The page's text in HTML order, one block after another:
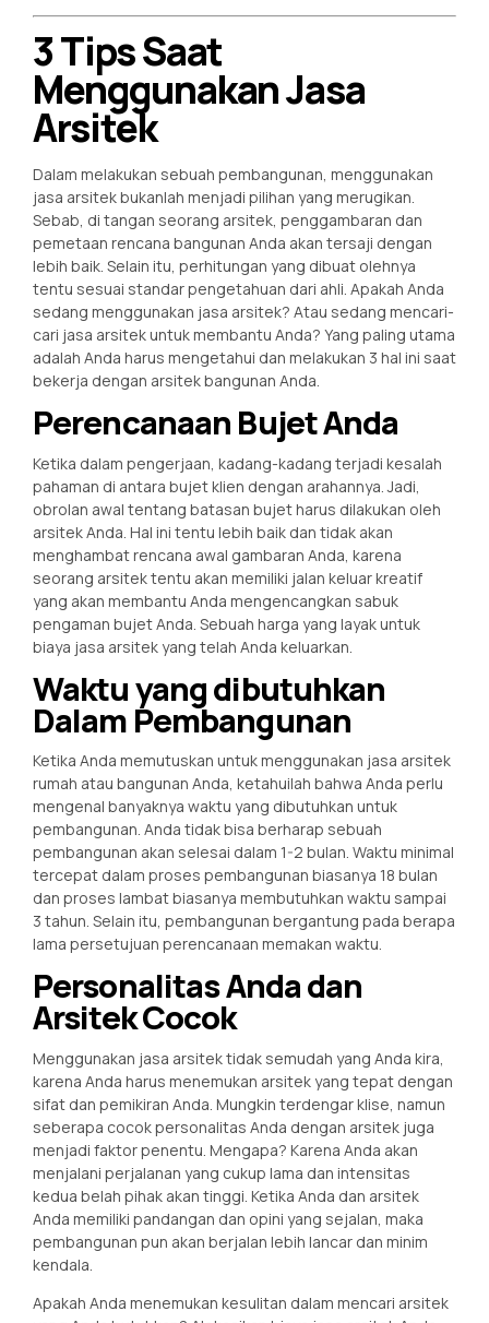
3 Tips Saat
Menggunakan Jasa
Arsitek
Dalam melakukan sebuah pembangunan, menggunakan
jasa arsitek bukanlah menjadi pilihan yang merugikan.
Sebab, di tangan seorang arsitek, penggambaran dan
pemetaan rencana bangunan Anda akan tersaji dengan
lebih baik. Selain itu, perhitungan yang dibuat olehnya
tentu sesuai standar pengetahuan dari ahli. Apakah Anda
sedang menggunakan jasa arsitek? Atau sedang mencari-
cari jasa arsitek untuk membantu Anda? Yang paling utama
adalah Anda harus mengetahui dan melakukan 3 hal ini saat
bekerja dengan arsitek bangunan Anda.
Perencanaan Bujet Anda
Ketika dalam pengerjaan, kadang-kadang terjadi kesalah
pahaman di antara bujet klien dengan arahannya. Jadi,
obrolan awal tentang batasan bujet harus dilakukan oleh
arsitek Anda. Hal ini tentu lebih baik dan tidak akan
menghambat rencana awal gambaran Anda, karena
seorang arsitek tentu akan memiliki jalan keluar kreatif
yang akan membantu Anda mengencangkan sabuk
pengaman bujet Anda. Sebuah harga yang layak untuk
biaya jasa arsitek yang telah Anda keluarkan.
Waktu yang dibutuhkan
Dalam Pembangunan
Ketika Anda memutuskan untuk menggunakan jasa arsitek
rumah atau bangunan Anda, ketahuilah bahwa Anda perlu
mengenal banyaknya waktu yang dibutuhkan untuk
pembangunan. Anda tidak bisa berharap sebuah
pembangunan akan selesai dalam 1-2 bulan. Waktu minimal
tercepat dalam proses pembangunan biasanya 18 bulan
dan proses lambat biasanya membutuhkan waktu sampai
3 tahun. Selain itu, pembangunan bergantung pada berapa
lama persetujuan perencanaan memakan waktu.
Personalitas Anda dan
Arsitek Cocok
Menggunakan jasa arsitek tidak semudah yang Anda kira,
karena Anda harus menemukan arsitek yang tepat dengan
sifat dan pemikiran Anda. Mungkin terdengar klise, namun
seberapa cocok personalitas Anda dengan arsitek juga
menjadi faktor penentu. Mengapa? Karena Anda akan
menjalani perjalanan yang cukup lama dan intensitas
kedua belah pihak akan tinggi. Ketika Anda dan arsitek
Anda memiliki pandangan dan opini yang sejalan, maka
pembangunan pun akan berjalan lebih lancar dan minim
kendala.
Apakah Anda menemukan kesulitan dalam mencari arsitek